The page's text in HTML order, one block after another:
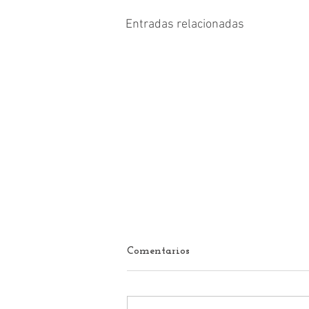
Entradas relacionadas
Comentarios